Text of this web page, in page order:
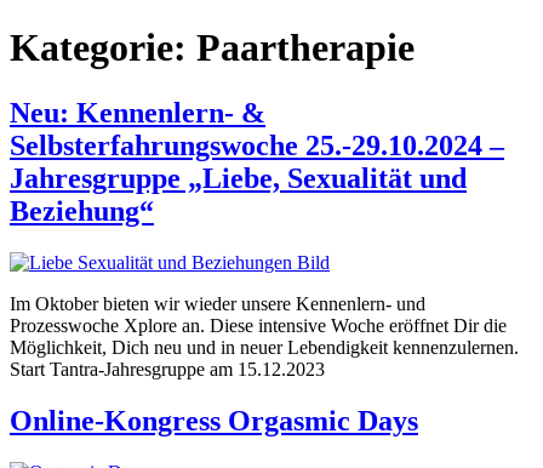
Kategorie: Paartherapie
Neu: Kennenlern- &
Selbsterfahrungswoche 25.-29.10.2024 –
Jahresgruppe „Liebe, Sexualität und
Beziehung“
Im Oktober bieten wir wieder unsere Kennenlern- und
Prozesswoche Xplore an. Diese intensive Woche eröffnet Dir die
Möglichkeit, Dich neu und in neuer Lebendigkeit kennenzulernen.
Start Tantra-Jahresgruppe am 15.12.2023
Online-Kongress Orgasmic Days